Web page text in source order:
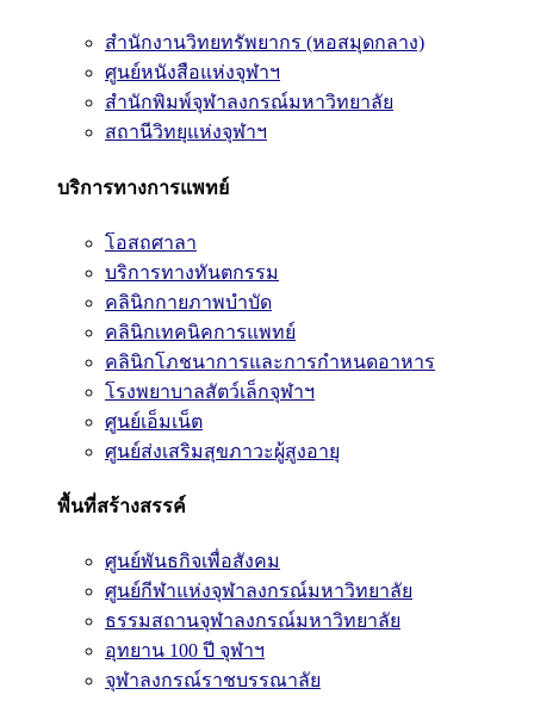
สำนักงานวิทยทรัพยากร (หอสมุดกลาง)
ศูนย์หนังสือแห่งจุฬาฯ
สำนักพิมพ์จุฬาลงกรณ์มหาวิทยาลัย
สถานีวิทยุแห่งจุฬาฯ
บริการทางการแพทย์
โอสถศาลา
บริการทางทันตกรรม
คลินิกกายภาพบำบัด
คลินิกเทคนิคการแพทย์
คลินิกโภชนาการและการกำหนดอาหาร
โรงพยาบาลสัตว์เล็กจุฬาฯ
ศูนย์เอ็มเน็ต
ศูนย์ส่งเสริมสุขภาวะผู้สูงอายุ
พื้นที่สร้างสรรค์
ศูนย์พันธกิจเพื่อสังคม
ศูนย์กีฬาแห่งจุฬาลงกรณ์มหาวิทยาลัย
ธรรมสถานจุฬาลงกรณ์มหาวิทยาลัย
อุทยาน 100 ปี จุฬาฯ
จุฬาลงกรณ์ราชบรรณาลัย